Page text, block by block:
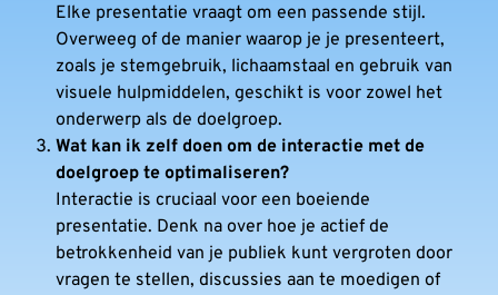
Elke presentatie vraagt om een passende stijl.
Overweeg of de manier waarop je je presenteert,
zoals je stemgebruik, lichaamstaal en gebruik van
visuele hulpmiddelen, geschikt is voor zowel het
onderwerp als de doelgroep.
Wat kan ik zelf doen om de interactie met de
doelgroep te optimaliseren?
Interactie is cruciaal voor een boeiende
presentatie. Denk na over hoe je actief de
betrokkenheid van je publiek kunt vergroten door
vragen te stellen, discussies aan te moedigen of